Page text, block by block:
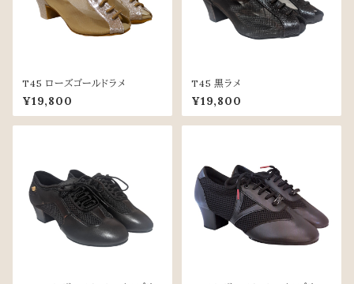
T45 ローズゴールドラメ
¥19,800
T45 黒ラメ
¥19,800